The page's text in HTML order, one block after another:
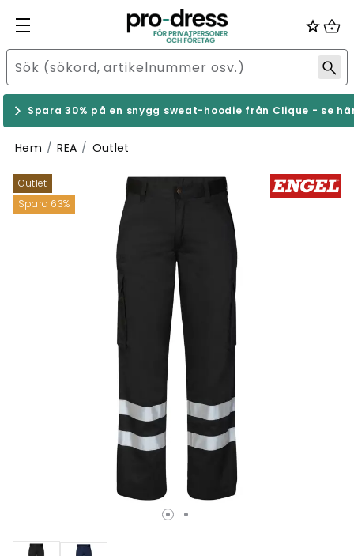
Spara 30% på en snygg sweat-hoodie från Clique - se
Hem REA Outlet
Outlet
Spara 63%